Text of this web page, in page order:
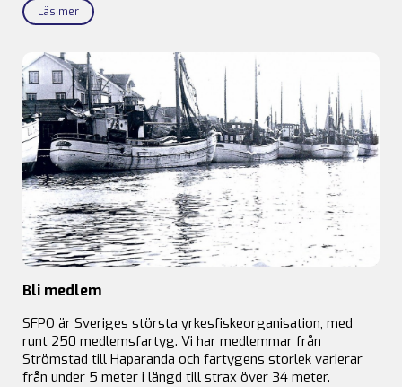
Läs mer
Bli medlem
SFPO är Sveriges största yrkesfiskeorganisation, med
runt 250 medlemsfartyg. Vi har medlemmar från
Strömstad till Haparanda och fartygens storlek varierar
från under 5 meter i längd till strax över 34 meter.